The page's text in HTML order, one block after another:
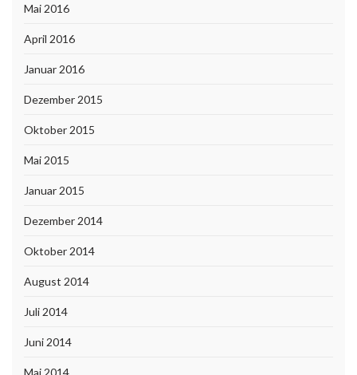
Mai 2016
April 2016
Januar 2016
Dezember 2015
Oktober 2015
Mai 2015
Januar 2015
Dezember 2014
Oktober 2014
August 2014
Juli 2014
Juni 2014
Mai 2014